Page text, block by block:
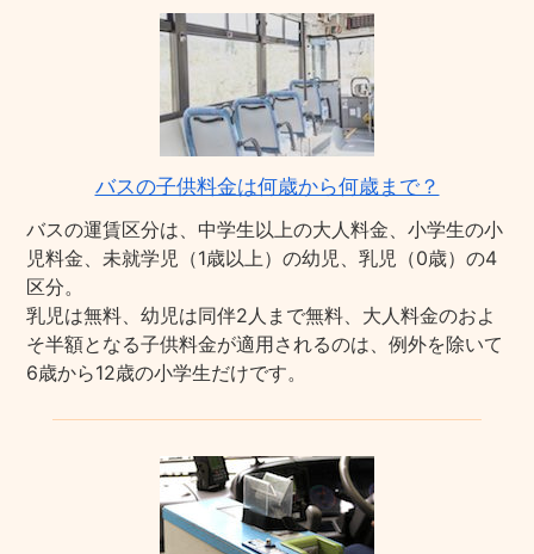
バスの子供料金は何歳から何歳まで？
バスの運賃区分は、中学生以上の大人料金、小学生の小
児料金、未就学児（1歳以上）の幼児、乳児（0歳）の4
区分。
乳児は無料、幼児は同伴2人まで無料、大人料金のおよ
そ半額となる子供料金が適用されるのは、例外を除いて
6歳から12歳の小学生だけです。